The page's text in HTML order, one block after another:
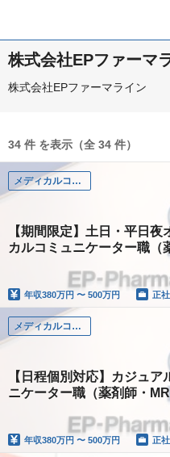
株式会社EPファーマ
株式会社EPファーマライン
34 件 を表示（全 34 件）
メディカルコミュニケーター（薬剤師）
【期間限定】土日・平日
カルコミュニケーター職（
年収380万円 〜 500万円 正
メディカルコミュニケーター（薬剤師）
【日程個別対応】カジュ
ニケーター職（薬剤師・MR
年収380万円 〜 500万円 正